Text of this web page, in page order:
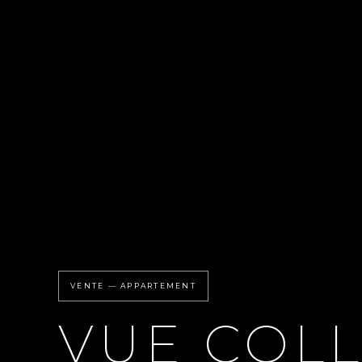
VENTE — APPARTEMENT
VUE